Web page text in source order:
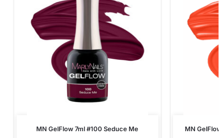
MN GelFlow 7ml #100 Seduce Me MN